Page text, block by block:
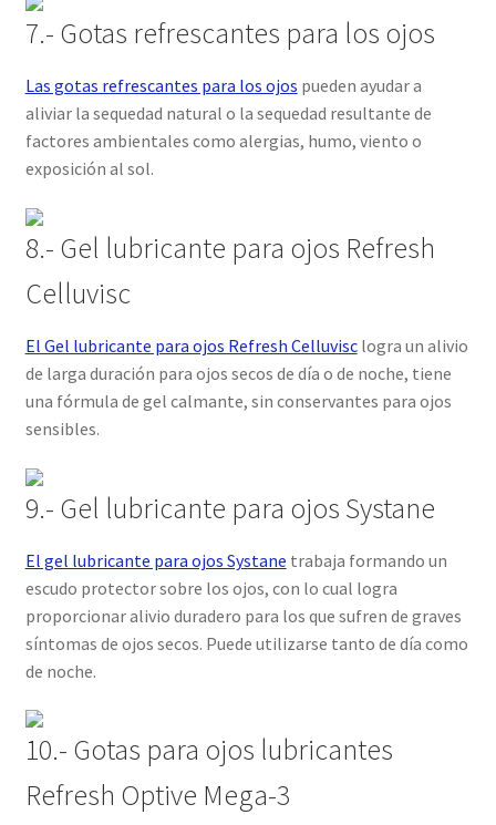
7.- Gotas refrescantes para los ojos
Las gotas refrescantes para los ojos pueden ayudar a
aliviar la sequedad natural o la sequedad resultante de
factores ambientales como alergias, humo, viento o
exposición al sol.
8.- Gel lubricante para ojos Refresh
Celluvisc
El Gel lubricante para ojos Refresh Celluvisclogra un alivio
de larga duración para ojos secos de día o de noche, tiene
una fórmula de gel calmante, sin conservantes para ojos
sensibles.
9.- Gel lubricante para ojos Systane
El gel lubricante para ojos Systane trabaja formando un
escudo protector sobre los ojos, con lo cual logra
proporcionar alivio duradero para los que sufren de graves
síntomas de ojos secos. Puede utilizarse tanto de día como
de noche.
10.- Gotas para ojos lubricantes
Refresh Optive Mega-3